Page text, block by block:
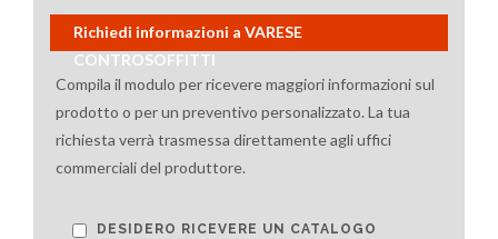
Richiedi informazioni a VARESE
CONTROSOFFITTI
Compila il modulo per ricevere maggiori informazioni sul
prodotto o per un preventivo personalizzato. La tua
richiesta verrà trasmessa direttamente agli uffici
commerciali del produttore.
DESIDERO RICEVERE UN CATALOGO